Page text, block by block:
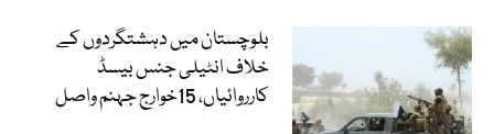
بلوچستان میں دہشتگردوں کے
خلاف انٹیلی جنس بیسڈ
کارروائیاں، 15خوارج جہنم واصل